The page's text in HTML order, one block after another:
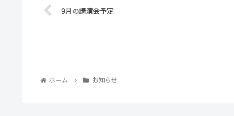
9月の講演会予定
ホーム お知らせ